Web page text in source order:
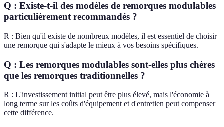
Q : Existe-t-il des modèles de remorques modulables
particulièrement recommandés ?
R : Bien qu'il existe de nombreux modèles, il est essentiel de choisir
une remorque qui s'adapte le mieux à vos besoins spécifiques.
Q : Les remorques modulables sont-elles plus chères
que les remorques traditionnelles ?
R : L'investissement initial peut être plus élevé, mais l'économie à
long terme sur les coûts d'équipement et d'entretien peut compenser
cette différence.